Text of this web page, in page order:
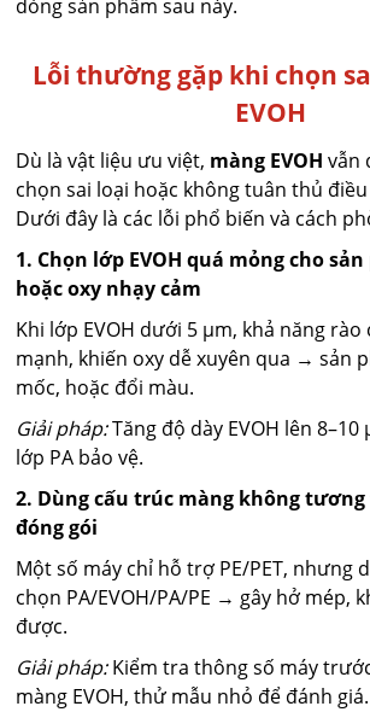
dòng sản phẩm sau này.
Lỗi thường gặp khi chọn
EVOH
Dù là vật liệu ưu việt, màng EVOH vẫn
chọn sai loại hoặc không tuân thủ
Dưới đây là các lỗi phổ biến và cách
1. Chọn lớp EVOH quá mỏng cho
hoặc oxy nhạy cảm
Khi lớp EVOH dưới 5 µm, khả năng rào
mạnh, khiến oxy dễ xuyên qua → sản
mốc, hoặc đổi màu.
Giải pháp:Tăng độ dày EVOH lên
lớp PA bảo vệ.
2. Dùng cấu trúc màng không
đóng gói
Một số máy chỉ hỗ trợ PE/PET, nhưng
chọn PA/EVOH/PA/PE → gây hở mép,
được.
Giải pháp:Kiểm tra thông số máy
màng EVOH, thử mẫu nhỏ để đánh giá.